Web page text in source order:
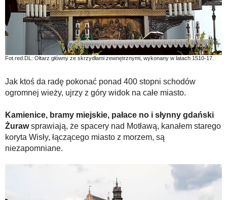
Fot.red.DL: Ołtarz główny ze skrzydłami zewnętrznymi, wykonany w latach 1510-17.
Jak ktoś da radę pokonać ponad 400 stopni schodów
ogromnej wieży, ujrzy z góry widok na całe miasto.
Kamienice, bramy miejskie, pałace no i słynny gdański
Żurawsprawiają, że spacery nad Motławą, kanałem starego
koryta Wisły, łączącego miasto z morzem, są
niezapomniane.